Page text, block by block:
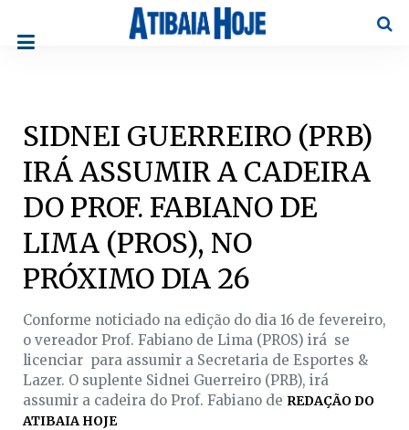
SIDNEI GUERREIRO (PRB)
IRÁ ASSUMIR A CADEIRA
DO PROF. FABIANO DE
LIMA (PROS), NO
PRÓXIMO DIA 26
Conforme noticiado na edição do dia 16 de fevereiro,
o vereador Prof. Fabiano de Lima (PROS) irá se
licenciar para assumir a Secretaria de Esportes &
Lazer. O suplente Sidnei Guerreiro (PRB), irá
assumir a cadeira do Prof. Fabiano de REDAÇÃO DO
ATIBAIA HOJE